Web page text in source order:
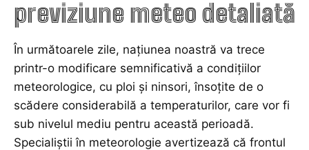
previziune meteo detaliată
În următoarele zile, națiunea noastră va trece
printr-o modificare semnificativă a condițiilor
meteorologice, cu ploi și ninsori, însoțite de o
scădere considerabilă a temperaturilor, care vor fi
sub nivelul mediu pentru această perioadă.
Specialiștii în meteorologie avertizează că frontul